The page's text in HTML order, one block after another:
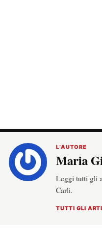
L’AUTORE
Maria
Leggi tutti gli
Carli.
TUTTI GLI